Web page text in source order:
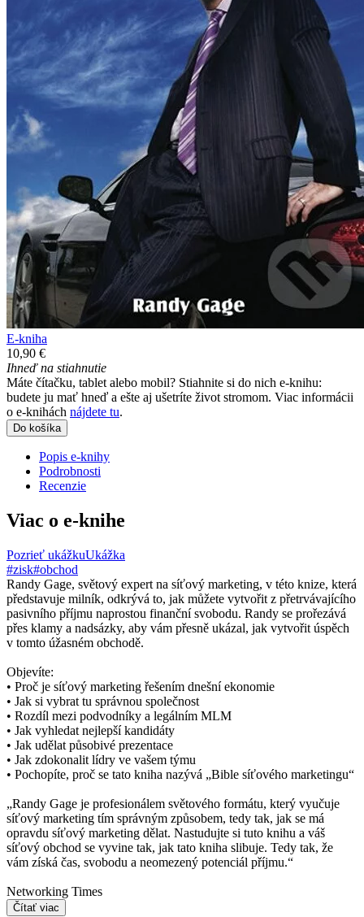
E-kniha
10,90 €
Ihneď na stiahnutie
Máte čítačku, tablet alebo mobil? Stiahnite si do nich e-knihu:
budete ju mať hneď a ešte aj ušetríte život stromom. Viac informácii
o e-knihách nájdete tu.
Do košíka
Popis e-knihy
Podrobnosti
Recenzie
Viac o e-knihe
Pozrieť ukážkuUkážka
#zisk#obchod
Randy Gage, světový expert na síťový marketing, v této knize, která
představuje milník, odkrývá to, jak můžete vytvořit z přetrvávajícího
pasivního příjmu naprostou finanční svobodu. Randy se prořezává
přes klamy a nadsázky, aby vám přesně ukázal, jak vytvořit úspěch
v tomto úžasném obchodě.
Objevíte:
• Proč je síťový marketing řešením dnešní ekonomie
• Jak si vybrat tu správnou společnost
• Rozdíl mezi podvodníky a legálním MLM
• Jak vyhledat nejlepší kandidáty
• Jak udělat působivé prezentace
• Jak zdokonalit lídry ve vašem týmu
• Pochopíte, proč se tato kniha nazývá „Bible síťového marketingu“
„Randy Gage je profesionálem světového formátu, který vyučuje
síťový marketing tím správným způsobem, tedy tak, jak se má
opravdu síťový marketing dělat. Nastudujte si tuto knihu a váš
síťový obchod se vyvine tak, jak tato kniha slibuje. Tedy tak, že
vám získá čas, svobodu a neomezený potenciál příjmu.“
Networking Times
Čítať viac